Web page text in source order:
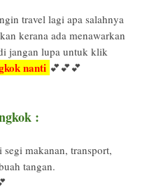
travel lagi apa salahnya
kerana ada menawarkan
jangan lupa untuk klik
nanti 💕💕💕
:
makanan, transport,
tangan.